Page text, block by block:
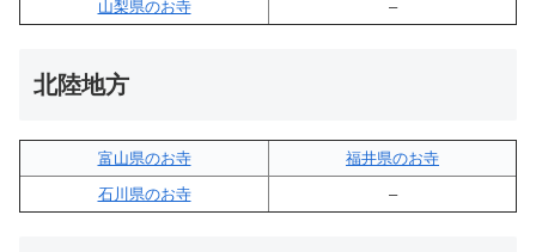
山梨県のお寺
–
北陸地方
富山県のお寺
福井県のお寺
石川県のお寺
–